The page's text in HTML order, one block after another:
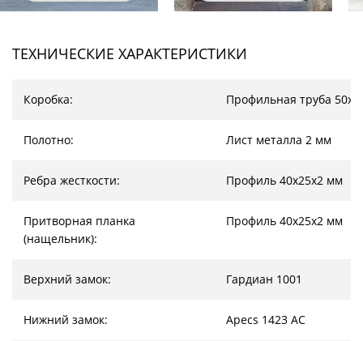
ТЕХНИЧЕСКИЕ ХАРАКТЕРИСТИКИ
Коробка: Профильная труба
Полотно: Лист металла 2 мм
Ребра жесткости: Профиль 40х25х2 мм
Притворная планка
(нащельник):
Профиль 40х25х2 мм
Верхний замок: Гардиан 1001
Нижний замок: Apecs 1423 AC